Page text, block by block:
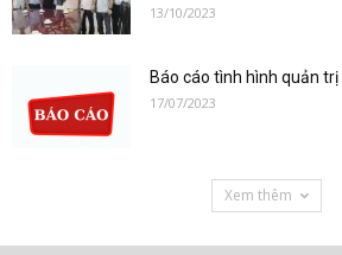
13/10/2023
Báo cáo tình hình quản
17/07/2023
Xem thêm